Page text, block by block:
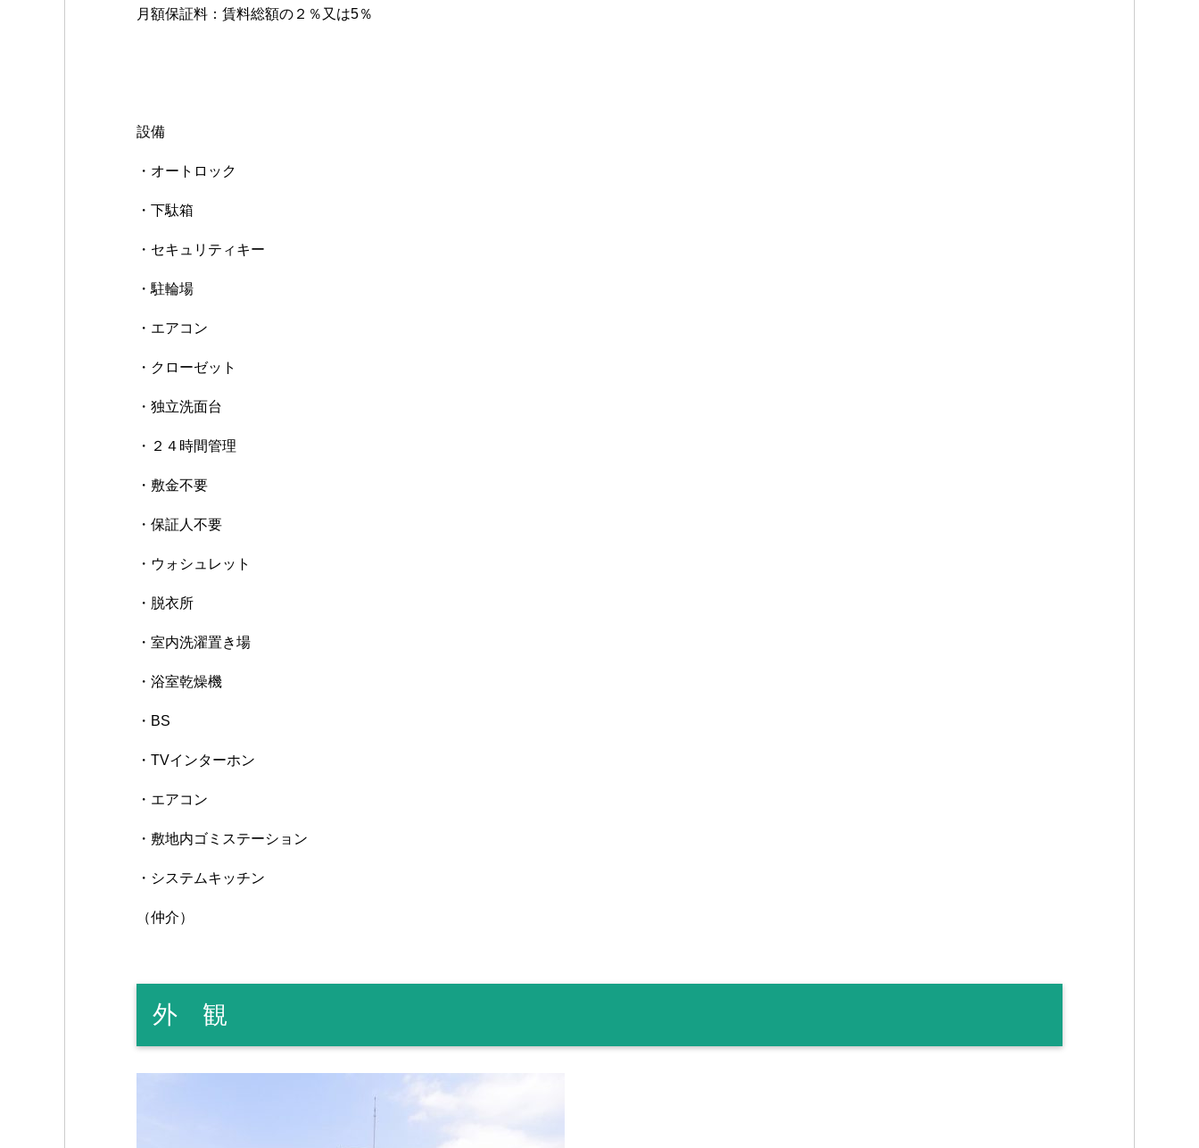
月額保証料：賃料総額の２％又は5％
設備
・オートロック
・下駄箱
・セキュリティキー
・駐輪場
・エアコン
・クローゼット
・独立洗面台
・２４時間管理
・敷金不要
・保証人不要
・ウォシュレット
・脱衣所
・室内洗濯置き場
・浴室乾燥機
・BS
・TVインターホン
・エアコン
・敷地内ゴミステーション
・システムキッチン
（仲介）
外 観